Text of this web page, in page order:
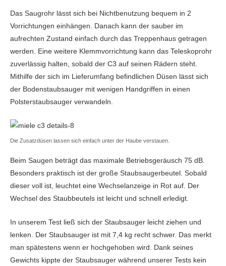
Das Saugrohr lässt sich bei Nichtbenutzung bequem in 2
Vorrichtungen einhängen. Danach kann der sauber im
aufrechten Zustand einfach durch das Treppenhaus getragen
werden. Eine weitere Klemmvorrichtung kann das Teleskoprohr
zuverlässig halten, sobald der C3 auf seinen Rädern steht.
Mithilfe der sich im Lieferumfang befindlichen Düsen lässt sich
der Bodenstaubsauger mit wenigen Handgriffen in einen
Polsterstaubsauger verwandeln.
Die Zusatzdüsen lassen sich einfach unter der Haube verstauen.
Beim Saugen beträgt das maximale Betriebsgeräusch 75 dB.
Besonders praktisch ist der große Staubsaugerbeutel. Sobald
dieser voll ist, leuchtet eine Wechselanzeige in Rot auf. Der
Wechsel des Staubbeutels ist leicht und schnell erledigt.
In unserem Test ließ sich der Staubsauger leicht ziehen und
lenken. Der Staubsauger ist mit 7,4 kg recht schwer. Das merkt
man spätestens wenn er hochgehoben wird. Dank seines
Gewichts kippte der Staubsauger während unserer Tests kein